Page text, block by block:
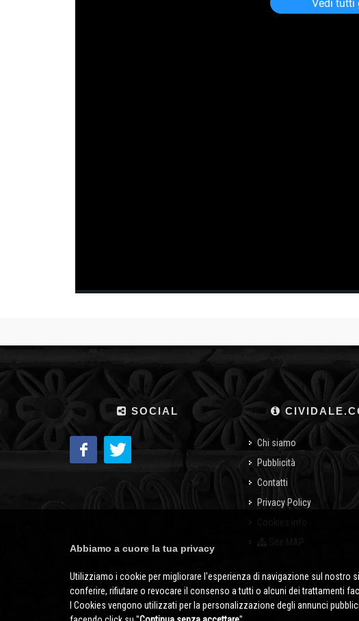
SOCIAL
Chi siamo
Pubblicità
Contatti
Privacy Policy
Abbiamo a cuore la tua privacy
Utilizziamo i cookie per migliorare l'esperienza di navigazione sul nostro
conferire, rifiutare o revocare il consenso a tutti o alcuni dei trattamenti
I Cookies vengono utilizzati per la personalizzazione degli annunci